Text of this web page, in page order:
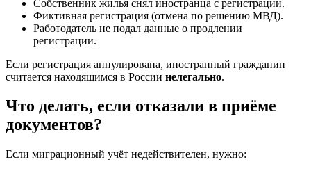
Собственник жилья снял иностранца с регистрации.
Фиктивная регистрация (отмена по решению МВД).
Работодатель не подал данные о продлении
регистрации.
Если регистрация аннулирована, иностранный гражданин
считается находящимся в России нелегально.
Что делать, если отказали в приёме
документов?
Если миграционный учёт недействителен, нужно: